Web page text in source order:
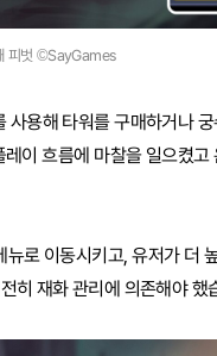
피벗 ©SayGames
용해 타워를 구매하거나
이 흐름에 마찰을 일으켰
로 이동시키고, 유저가 더
히 재화 관리에 의존해야 했